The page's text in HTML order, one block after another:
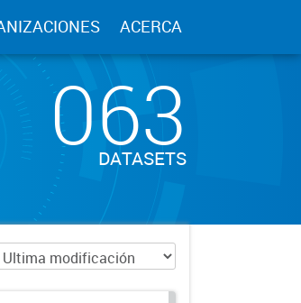
ACERCA
063
DATASETS